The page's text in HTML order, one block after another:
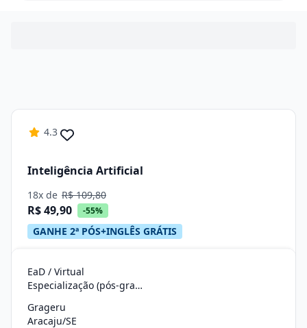
4.3
Inteligência Artificial
18x de R$ 109,80
R$ 49,90 -55%
GANHE 2ª PÓS+INGLÊS GRÁTIS
EaD / Virtual
Especialização (pós-graduação)
Grageru
Aracaju/SE